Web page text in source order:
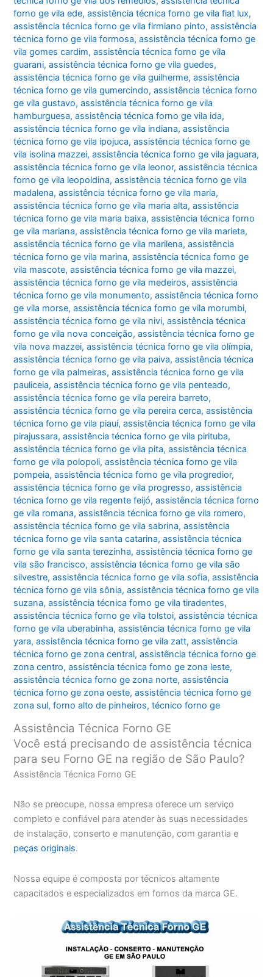
forno ge vila ede,assistência técnica forno ge vila fiat lux,
assistência técnica forno ge vila firmiano pinto,assistência
técnica forno ge vila formosa,assistência técnica forno ge
vila gomes cardim,assistência técnica forno ge vila
guarani,assistência técnica forno ge vila guedes,
assistência técnica forno ge vila guilherme,assistência
técnica forno ge vila gumercindo,assistência técnica forno
ge vila gustavo,assistência técnica forno ge vila
hamburguesa,assistência técnica forno ge vila ida,
assistência técnica forno ge vila indiana,assistência
técnica forno ge vila ipojuca,assistência técnica forno ge
vila isolina mazzei,assistência técnica forno ge vila jaguara,
assistência técnica forno ge vila leonor,assistência técnica
forno ge vila leopoldina,assistência técnica forno ge vila
madalena,assistência técnica forno ge vila maria,
assistência técnica forno ge vila maria alta,assistência
técnica forno ge vila maria baixa,assistência técnica forno
ge vila mariana,assistência técnica forno ge vila marieta,
assistência técnica forno ge vila marilena,assistência
técnica forno ge vila marina,assistência técnica forno ge
vila mascote,assistência técnica forno ge vila mazzei,
assistência técnica forno ge vila medeiros,assistência
técnica forno ge vila monumento,assistência técnica forno
ge vila morse,assistência técnica forno ge vila morumbi,
assistência técnica forno ge vila nivi,assistência técnica
forno ge vila nova conceição,assistência técnica forno ge
vila nova mazzei,assistência técnica forno ge vila olímpia,
assistência técnica forno ge vila paiva,assistência técnica
forno ge vila palmeiras,assistência técnica forno ge vila
pauliceia,assistência técnica forno ge vila penteado,
assistência técnica forno ge vila pereira barreto,
assistência técnica forno ge vila pereira cerca,assistência
técnica forno ge vila piauí,assistência técnica forno ge vila
pirajussara,assistência técnica forno ge vila pirituba,
assistência técnica forno ge vila pita,assistência técnica
forno ge vila polopoli,assistência técnica forno ge vila
pompeia,assistência técnica forno ge vila progredior,
assistência técnica forno ge vila progresso,assistência
técnica forno ge vila regente feijó,assistência técnica forno
ge vila romana,assistência técnica forno ge vila romero,
assistência técnica forno ge vila sabrina,assistência
técnica forno ge vila santa catarina,assistência técnica
forno ge vila santa terezinha,assistência técnica forno ge
vila são francisco,assistência técnica forno ge vila são
silvestre,assistência técnica forno ge vila sofia,assistência
técnica forno ge vila sônia,assistência técnica forno ge vila
suzana,assistência técnica forno ge vila tiradentes,
assistência técnica forno ge vila tolstoi,assistência técnica
forno ge vila uberabinha,assistência técnica forno ge vila
yara,assistência técnica forno ge vila zatt,assistência
técnica forno ge zona central,assistência técnica forno ge
zona centro,assistência técnica forno ge zona leste,
assistência técnica forno ge zona norte,assistência
técnica forno ge zona oeste,assistência técnica forno ge
zona sul,forno alto de pinheiros,técnico forno ge
Assistência Técnica Forno GE
Você está precisando de assistência técnica
para seu Forno GE na região de São Paulo?
Assistência Técnica Forno GE
Não se preocupe, nossa empresa oferece um serviço
completo e confiável para atender às suas necessidades
de instalação, conserto e manutenção, com garantia e
peças originais.
Nossa equipe é composta por técnicos altamente
capacitados e especializados em fornos da marca GE.